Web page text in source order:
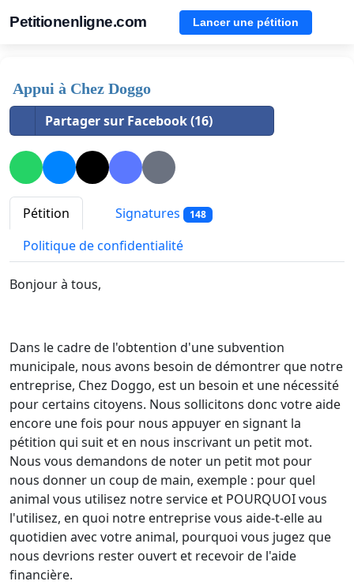
Petitionenligne.com Lancer une pétition
Appui à Chez Doggo
Partager sur Facebook (16)
Pétition Signatures 148
Politique de confidentialité
Bonjour à tous,
Dans le cadre de l'obtention d'une subvention
municipale, nous avons besoin de démontrer que notre
entreprise, Chez Doggo, est un besoin et une nécessité
pour certains citoyens. Nous sollicitons donc votre aide
encore une fois pour nous appuyer en signant la
pétition qui suit et en nous inscrivant un petit mot.
Nous vous demandons de noter un petit mot pour
nous donner un coup de main, exemple : pour quel
animal vous utilisez notre service et POURQUOI vous
l'utilisez, en quoi notre entreprise vous aide-t-elle au
quotidien avec votre animal, pourquoi vous jugez que
nous devrions rester ouvert et recevoir de l'aide
financière.